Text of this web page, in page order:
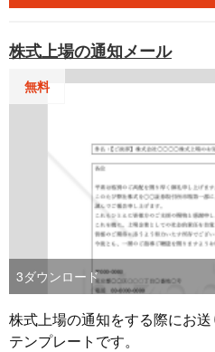
です。感謝の意を伝えるとと
設や工場の完成を祝う式典を行
として使用します。 ＜取引先
招待とともに、これまでの協力
深める目的で利用します。 ■作成時のポイント ＜感謝の言
葉を明確に記載＞ これまでの
をしっかりと伝えます。 ＜日
の開催日時、場所、最寄駅か
し、参加者が迷わないよう配
場の所在地を添付することで
ます。 ■テンプレートの利用メリット ＜効率的な挨拶文作
成＞ 例文を参考に必要事項を
成できます。 ＜編集の柔軟性
ト内容や招待者に応じて自由に
株式上場の通知メール
無料
3ダウンロード
株式上場の通知をする際にお
テンプレートです。